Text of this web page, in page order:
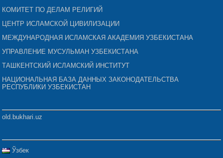
КОМИТЕТ ПО ДЕЛАМ РЕЛИГИЙ
ЦЕНТР ИСЛАМСКОЙ ЦИВИЛИЗАЦИИ
МЕЖДУНАРОДНАЯ ИСЛАМСКАЯ АКАДЕМИЯ УЗБЕКИСТАНА
УПРАВЛЕНИЕ МУСУЛЬМАН УЗБЕКИСТАНА
ТАШКЕНТСКИЙ ИСЛАМСКИЙ ИНСТИТУТ
НАЦИОНАЛЬНАЯ БАЗА ДАННЫХ ЗАКОНОДАТЕЛЬСТВА
РЕСПУБЛИКИ УЗБЕКИСТАН
old.bukhari.uz
Ўзбек